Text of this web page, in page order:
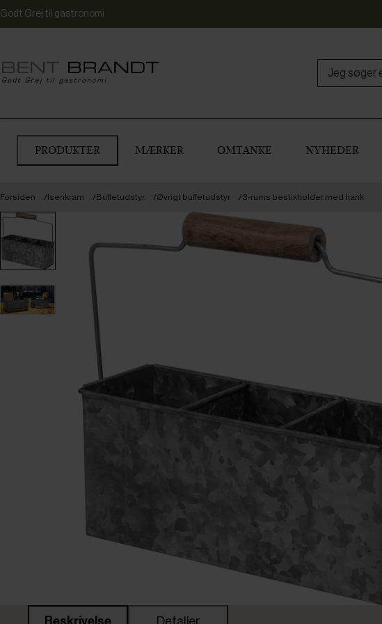
Godt Grej til gastronomi
PRODUKTER MÆRKER OMTANKE NYHEDER
Forsiden Isenkram Buffetudstyr Øvrigt buffetudstyr 3-rums bestikholder med hank
Beskrivelse Detaljer